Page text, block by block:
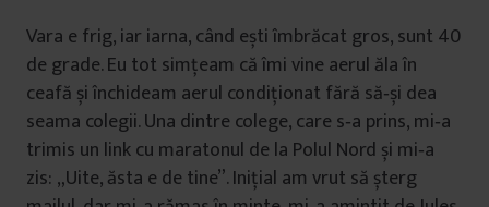
Vara e frig, iar iarna, când ești îmbrăcat gros, sunt 40
de grade. Eu tot simțeam că îmi vine aerul ăla în
ceafă și închideam aerul condiționat fără să‑și dea
seama colegii. Una dintre colege, care s‑a prins, mi‑a
trimis un link cu maratonul de la Polul Nord și mi‑a
zis: „Uite, ăsta e de tine”. Inițial am vrut să șterg